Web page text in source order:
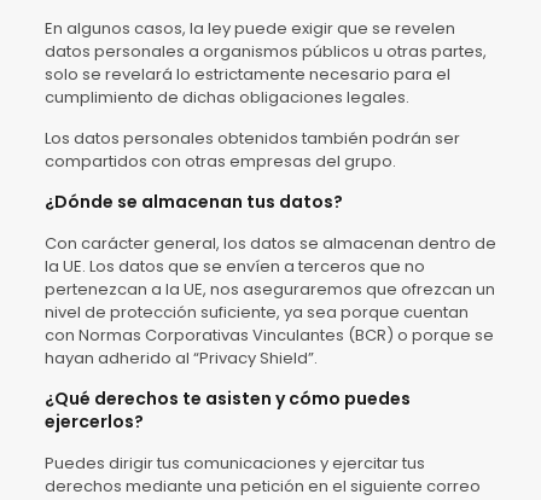
En algunos casos, la ley puede exigir que se revelen
datos personales a organismos públicos u otras partes,
solo se revelará lo estrictamente necesario para el
cumplimiento de dichas obligaciones legales.
Los datos personales obtenidos también podrán ser
compartidos con otras empresas del grupo.
¿Dónde se almacenan tus datos?
Con carácter general, los datos se almacenan dentro de
la UE. Los datos que se envíen a terceros que no
pertenezcan a la UE, nos aseguraremos que ofrezcan un
nivel de protección suficiente, ya sea porque cuentan
con Normas Corporativas Vinculantes (BCR) o porque se
hayan adherido al “Privacy Shield”.
¿Qué derechos te asisten y cómo puedes
ejercerlos?
Puedes dirigir tus comunicaciones y ejercitar tus
derechos mediante una petición en el siguiente correo